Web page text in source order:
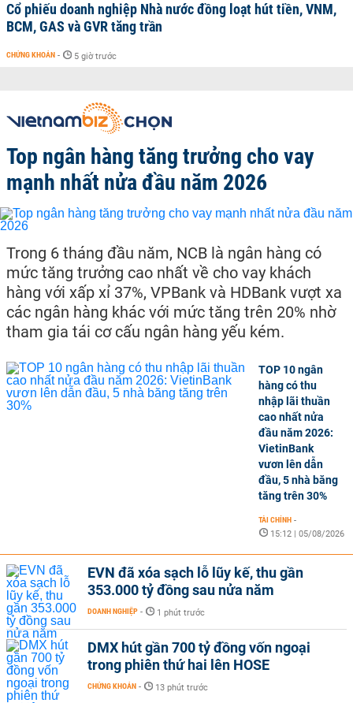
Cổ phiếu doanh nghiệp Nhà nước đồng loạt hút tiền, VNM,
BCM, GAS và GVR tăng trần
CHỨNG KHOÁN - 5 giờ trước
Top ngân hàng tăng trưởng cho vay
mạnh nhất nửa đầu năm 2026
Trong 6 tháng đầu năm, NCB là ngân hàng có
mức tăng trưởng cao nhất về cho vay khách
hàng với xấp xỉ 37%, VPBank và HDBank vượt xa
các ngân hàng khác với mức tăng trên 20% nhờ
tham gia tái cơ cấu ngân hàng yếu kém.
TOP 10 ngân
hàng có thu
nhập lãi thuần
cao nhất nửa
đầu năm 2026:
VietinBank
vươn lên dẫn
đầu, 5 nhà băng
tăng trên 30%
TÀI CHÍNH -
15:12 | 05/08/2026
EVN đã xóa sạch lỗ lũy kế, thu gần
353.000 tỷ đồng sau nửa năm
DOANH NGHIỆP - 1 phút trước
DMX hút gần 700 tỷ đồng vốn ngoại
trong phiên thứ hai lên HOSE
CHỨNG KHOÁN - 13 phút trước